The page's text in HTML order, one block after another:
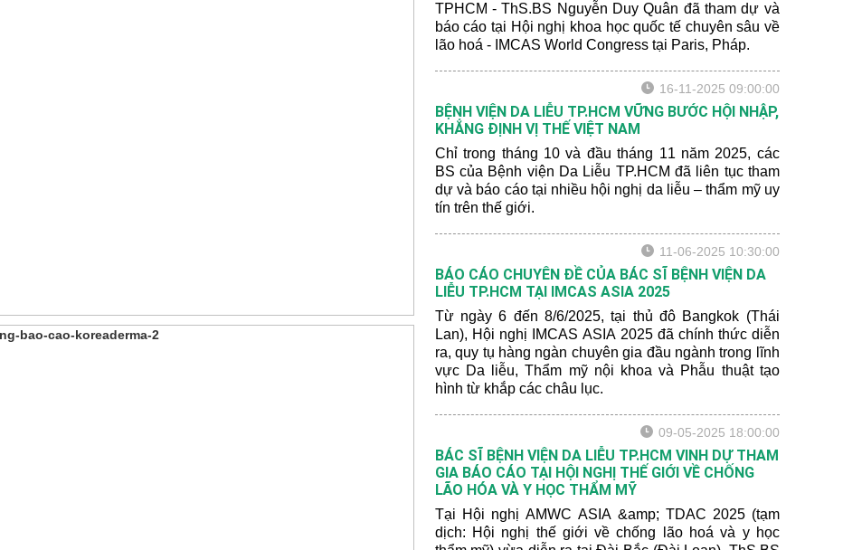
TPHCM - ThS.BS Nguyễn Duy Quân đã tham dự và
báo cáo tại Hội nghị khoa học quốc tế chuyên sâu về
lão hoá - IMCAS World Congress tại Paris, Pháp.
16-11-2025 09:00:00
BỆNH VIỆN DA LIỄU TP.HCM VỮNG BƯỚC HỘI NHẬP,
KHẲNG ĐỊNH VỊ THẾ VIỆT NAM
Chỉ trong tháng 10 và đầu tháng 11 năm 2025, các
BS của Bệnh viện Da Liễu TP.HCM đã liên tục tham
dự và báo cáo tại nhiều hội nghị da liễu – thẩm mỹ uy
tín trên thế giới.
11-06-2025 10:30:00
BÁO CÁO CHUYÊN ĐỀ CỦA BÁC SĨ BỆNH VIỆN DA
LIỄU TP.HCM TẠI IMCAS ASIA 2025
Từ ngày 6 đến 8/6/2025, tại thủ đô Bangkok (Thái
Lan), Hội nghị IMCAS ASIA 2025 đã chính thức diễn
ra, quy tụ hàng ngàn chuyên gia đầu ngành trong lĩnh
vực Da liễu, Thẩm mỹ nội khoa và Phẫu thuật tạo
hình từ khắp các châu lục.
09-05-2025 18:00:00
BÁC SĨ BỆNH VIỆN DA LIỄU TP.HCM VINH DỰ THAM
GIA BÁO CÁO TẠI HỘI NGHỊ THẾ GIỚI VỀ CHỐNG
LÃO HÓA VÀ Y HỌC THẨM MỸ
Tại Hội nghị AMWC ASIA &amp; TDAC 2025 (tạm
dịch: Hội nghị thế giới về chống lão hoá và y học